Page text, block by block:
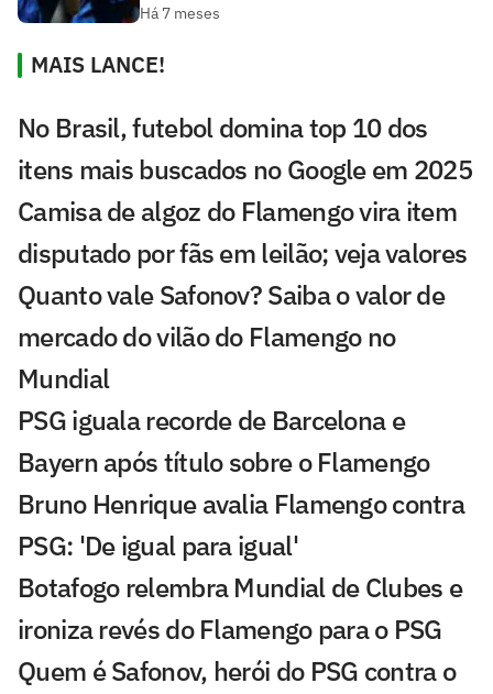
Há 7 meses
MAIS LANCE!
No Brasil, futebol domina top 10 dos
itens mais buscados no Google em 2025
Camisa de algoz do Flamengo vira item
disputado por fãs em leilão; veja valores
Quanto vale Safonov? Saiba o valor de
mercado do vilão do Flamengo no
Mundial
PSG iguala recorde de Barcelona e
Bayern após título sobre o Flamengo
Bruno Henrique avalia Flamengo contra
PSG: 'De igual para igual'
Botafogo relembra Mundial de Clubes e
ironiza revés do Flamengo para o PSG
Quem é Safonov, herói do PSG contra o